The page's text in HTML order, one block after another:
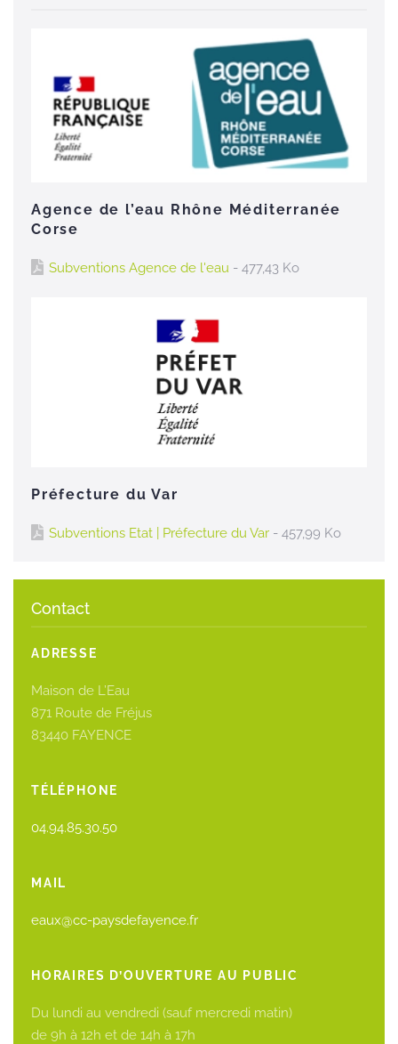
Agence de l’eau Rhône Méditerranée
Corse
Subventions Agence de l'eau - 477,43 Ko
Préfecture du Var
Subventions Etat | Préfecture du Var - 457,99 Ko
Contact
ADRESSE
Maison de L’Eau
871 Route de Fréjus
83440 FAYENCE
TÉLÉPHONE
04.94.85.30.50
MAIL
eaux@cc-paysdefayence.fr
HORAIRES D’OUVERTURE AU PUBLIC
Du lundi au vendredi (sauf mercredi matin)
de 9h à 12h et de 14h à 17h